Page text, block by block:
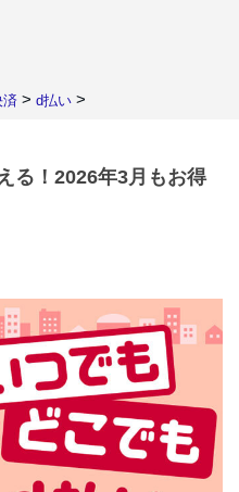
> d払い >
る！2026年3月もお得